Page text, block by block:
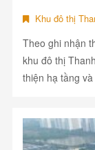
Khu đô thị
Theo ghi nhận
khu đô thị
thiện hạ tầng